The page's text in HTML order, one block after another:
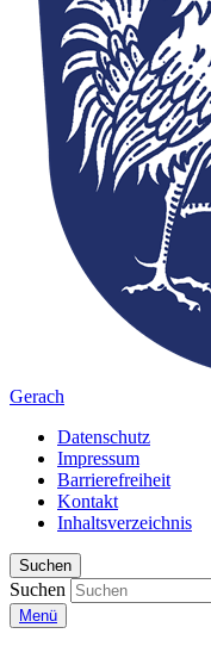
Gerach
Datenschutz
Impressum
Barrierefreiheit
Kontakt
Inhaltsverzeichnis
Suchen
Suchen
Menü